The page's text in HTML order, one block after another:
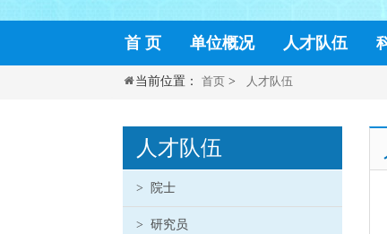
当前位置： 首页 > 人才队伍
人才队伍
> 院士
> 研究员